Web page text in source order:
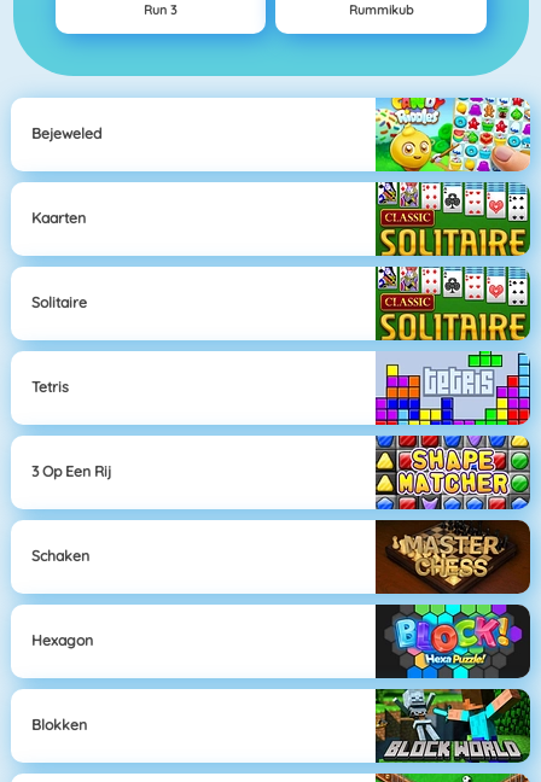
Run 3 Rummikub
Bejeweled
Kaarten
Solitaire
Tetris
3 Op Een Rij
Schaken
Hexagon
Blokken